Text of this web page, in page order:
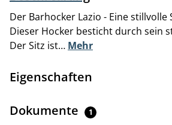
Der Barhocker Lazio - Eine stillvolle
Dieser Hocker besticht durch sein
Der Sitz ist… Mehr
Eigenschaften
Dokumente 1